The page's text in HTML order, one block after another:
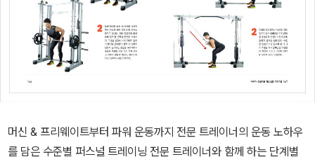
머신 & 프리웨이트부터 파워 운동까지 전문 트레이너의 운동 노하우
를 담은 수준별 퍼스널 트레이닝 전문 트레이너와 함께 하는 단계별